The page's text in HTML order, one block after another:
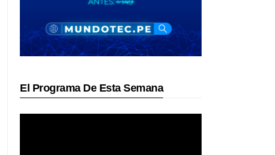
El Programa De Esta Semana